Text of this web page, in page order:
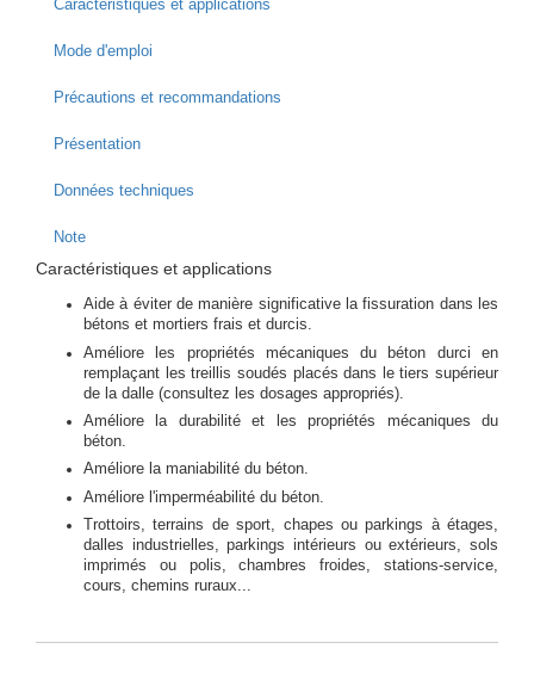
Caractéristiques et applications
Mode d'emploi
Précautions et recommandations
Présentation
Données techniques
Note
Caractéristiques et applications
Aide à éviter de manière significative la fissuration dans les
bétons et mortiers frais et durcis.
Améliore les propriétés mécaniques du béton durci en
remplaçant les treillis soudés placés dans le tiers supérieur
de la dalle (consultez les dosages appropriés).
Améliore la durabilité et les propriétés mécaniques du
béton.
Améliore la maniabilité du béton.
Améliore l'imperméabilité du béton.
Trottoirs, terrains de sport, chapes ou parkings à étages,
dalles industrielles, parkings intérieurs ou extérieurs, sols
imprimés ou polis, chambres froides, stations-service,
cours, chemins ruraux...